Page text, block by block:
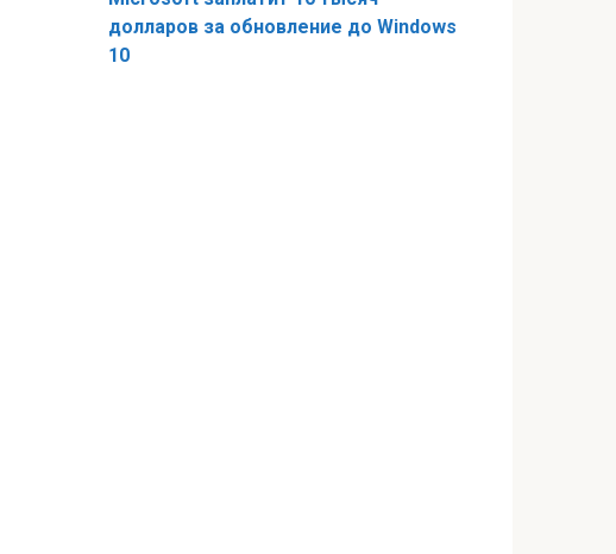
долларов за обновление до Windows
10